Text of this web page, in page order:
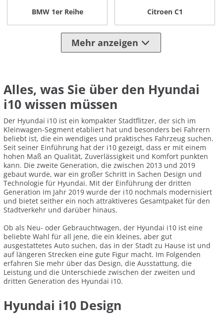
BMW 1er Reihe Citroen C1
Mehr anzeigen
Alles, was Sie über den Hyundai
i10 wissen müssen
Der Hyundai i10 ist ein kompakter Stadtflitzer, der sich im
Kleinwagen-Segment etabliert hat und besonders bei Fahrern
beliebt ist, die ein wendiges und praktisches Fahrzeug suchen.
Seit seiner Einführung hat der i10 gezeigt, dass er mit einem
hohen Maß an Qualität, Zuverlässigkeit und Komfort punkten
kann. Die zweite Generation, die zwischen 2013 und 2019
gebaut wurde, war ein großer Schritt in Sachen Design und
Technologie für Hyundai. Mit der Einführung der dritten
Generation im Jahr 2019 wurde der i10 nochmals modernisiert
und bietet seither ein noch attraktiveres Gesamtpaket für den
Stadtverkehr und darüber hinaus.
Ob als Neu- oder Gebrauchtwagen, der Hyundai i10 ist eine
beliebte Wahl für all jene, die ein kleines, aber gut
ausgestattetes Auto suchen, das in der Stadt zu Hause ist und
auf längeren Strecken eine gute Figur macht. Im Folgenden
erfahren Sie mehr über das Design, die Ausstattung, die
Leistung und die Unterschiede zwischen der zweiten und
dritten Generation des Hyundai i10.
Hyundai i10 Design